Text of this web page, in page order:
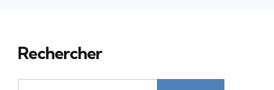
Rechercher